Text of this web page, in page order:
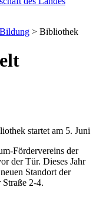
> Bibliothek
startet am 5. Juni
Fördervereins der
der Tür. Dieses Jahr
Standort der
2-4.